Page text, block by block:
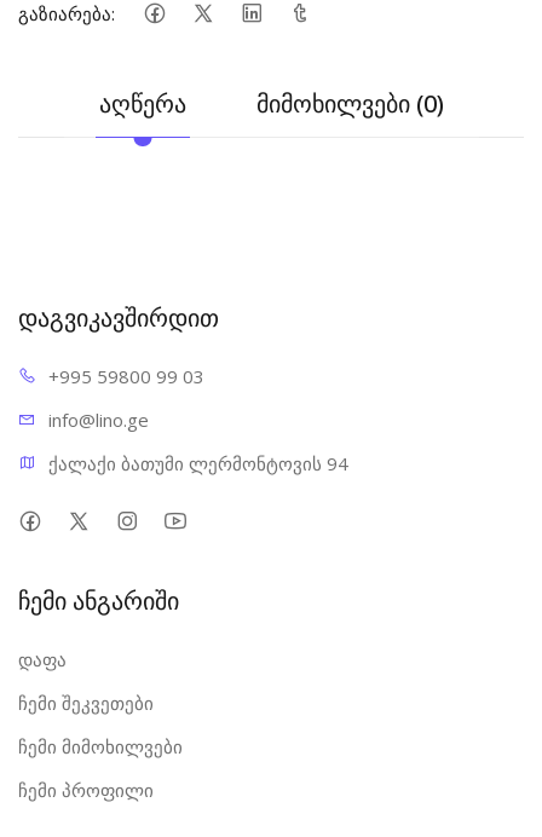
გაზიარება:
აღწერა მიმოხილვები (0)
დაგვიკავშირდით
+995 59800 99 03
info@lino.ge
ქალაქი ბათუმი ლერმონტოვის 94
ჩემი ანგარიში
დაფა
ჩემი შეკვეთები
ჩემი მიმოხილვები
ჩემი პროფილი